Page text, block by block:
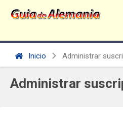
Inicio Administrar
Administrar